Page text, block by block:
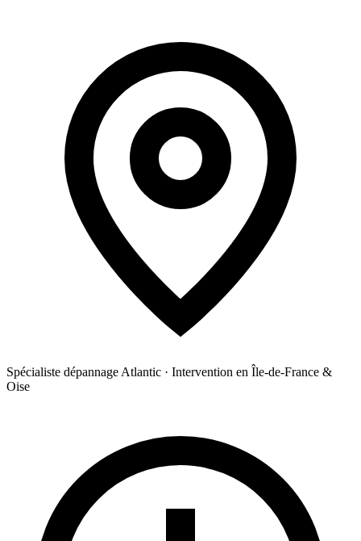
Spécialiste dépannage Atlantic · Intervention en Île-de-France &
Oise